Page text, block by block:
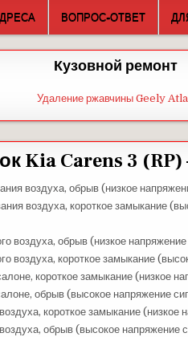
ВОПРОС-ОТВЕТ
Кузовной ремонт
Удаление ржавчины Geely
Kia Carens 3
воздуха, обрыв (низкое
воздуха, короткое замыкание
воздуха, обрыв (низкое напряжение
воздуха, короткое замыкание
короткое замыкание (низкое
обрыв (высокое напряжение
короткое замыкание (низкое
обрыв (высокое напряжение